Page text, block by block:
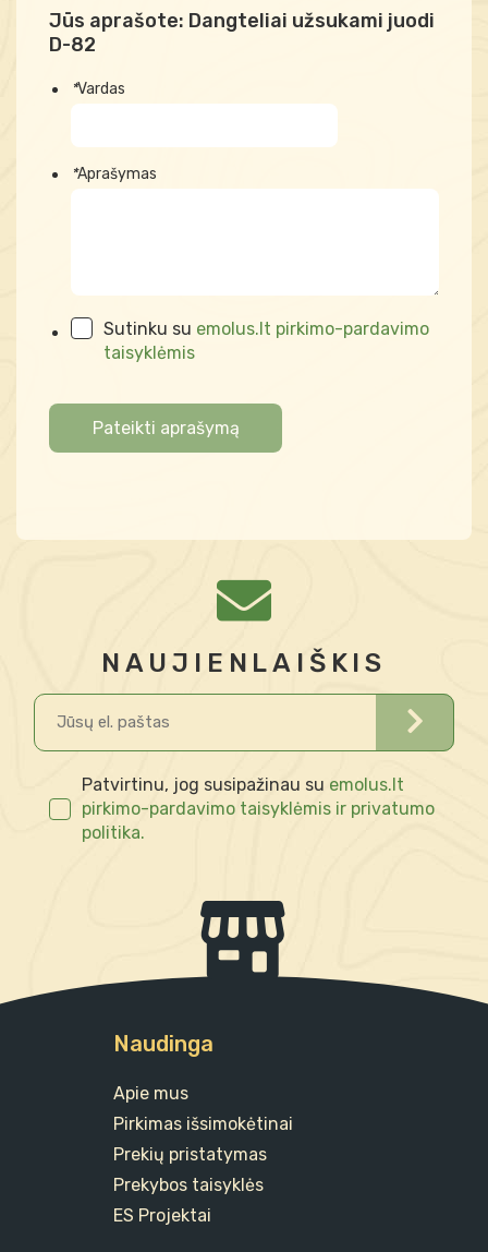
Jūs aprašote: Dangteliai užsukami juodi
D-82
*Vardas
*Aprašymas
Sutinku su emolus.lt pirkimo-pardavimo
taisyklėmis
Pateikti aprašymą
NAUJIENLAIŠKIS
Patvirtinu, jog susipažinau su emolus.lt
pirkimo-pardavimo taisyklėmis ir privatumo
politika.
Naudinga
Apie mus
Pirkimas išsimokėtinai
Prekių pristatymas
Prekybos taisyklės
ES Projektai